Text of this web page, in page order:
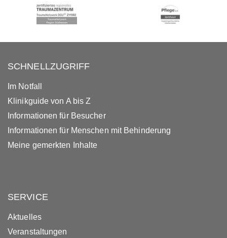
SCHNELLZUGRIFF
Im Notfall
Klinikguide von A bis Z
Informationen für Besucher
Informationen für Menschen mit Behinderung
Meine gemerkten Inhalte
SERVICE
Aktuelles
Veranstaltungen